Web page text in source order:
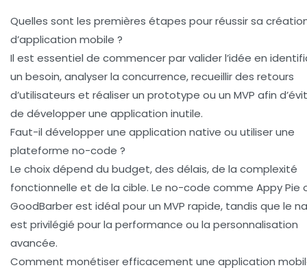
Quelles sont les premières étapes pour réussir sa
d’application mobile ?
Il est essentiel de commencer par valider l’idée en
un besoin, analyser la concurrence, recueillir des retours
d’utilisateurs et réaliser un prototype ou un MVP afin
de développer une application inutile.
Faut-il développer une application native ou utiliser une
plateforme no-code ?
Le choix dépend du budget, des délais, de la complexité
fonctionnelle et de la cible. Le no-code comme Appy Pie
GoodBarber est idéal pour un MVP rapide, tandis que le
est privilégié pour la performance ou la personnalisation
avancée.
Comment monétiser efficacement une application